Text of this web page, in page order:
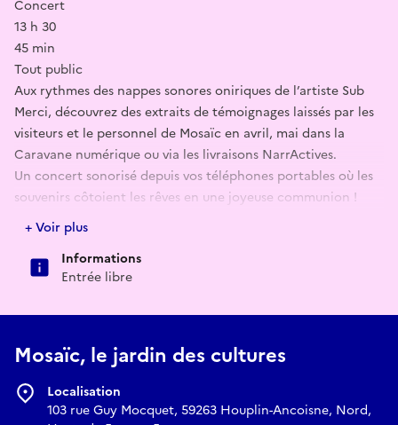
Concert
13 h 30
45 min
Tout public
Aux rythmes des nappes sonores oniriques de l’artiste Sub
Merci, découvrez des extraits de témoignages laissés par les
visiteurs et le personnel de Mosaïc en avril, mai dans la
Caravane numérique ou via les livraisons NarrActives.
Un concert sonorisé depuis vos téléphones portables où les
souvenirs côtoient les rêves en une joyeuse communion !
Attacafa
Concert
Tout public
Au plateau quatre talentueux artistes musiciens. Ensemble,
ils entrelacent leur voix, leurs gestes, leur sensibilité pour
bâtir un pont entre les deux rives de la méditerranée, entre
+ Voir plus
Informations
Entrée libre
Mosaïc, le jardin des cultures
Localisation
103 rue Guy Mocquet, 59263 Houplin-Ancoisne, Nord,